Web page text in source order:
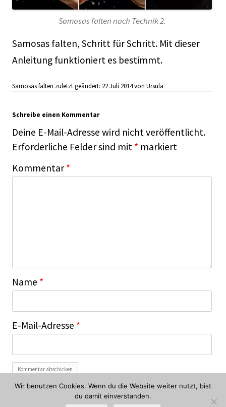
Samosas falten nach Technik 2.
Samosas falten, Schritt für Schritt. Mit dieser
Anleitung funktioniert es bestimmt.
Samosas falten zuletzt geändert: 22 Juli 2014von Ursula
Schreibe einen Kommentar
Deine E-Mail-Adresse wird nicht veröffentlicht.
Erforderliche Felder sind mit * markiert
Kommentar*
Name *
E-Mail-Adresse *
Wir benutzen Cookies. Wenn du die Website weiter nutzt, bist
du damit einverstanden.